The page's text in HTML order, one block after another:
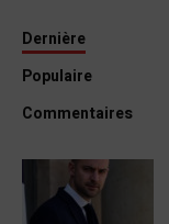
Dernière
Populaire
Commentaires